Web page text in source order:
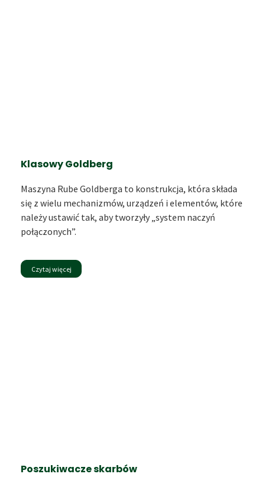
Klasowy Goldberg
Maszyna Rube Goldberga to konstrukcja, która składa
się z wielu mechanizmów, urządzeń i elementów, które
należy ustawić tak, aby tworzyły „system naczyń
połączonych”.
Czytaj więcej
Poszukiwacze skarbów